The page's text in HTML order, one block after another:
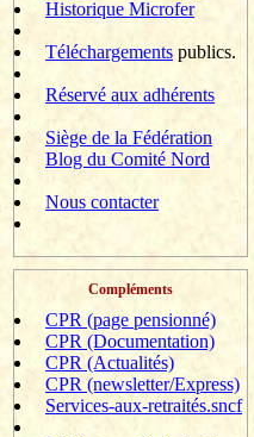
Historique Microfer
Téléchargements publics.
Réservé aux adhérents
Siège de la Fédération
Blog du Comité Nord
Nous contacter
Compléments
CPR (page pensionné)
CPR (Documentation)
CPR (Actualités)
CPR (newsletter/Express)
Services-aux-retraités.sncf